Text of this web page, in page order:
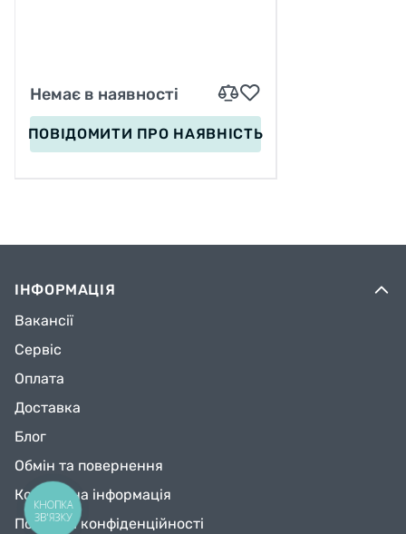
Немає в наявності
ПОВІДОМИТИ ПРО НАЯВНІСТЬ
ІНФОРМАЦІЯ
Вакансії
Сервіс
Оплата
Доставка
Блог
Обмін та повернення
Контактна інформація
Політика конфіденційності
КНОПКА
ЗВ'ЯЗКУ